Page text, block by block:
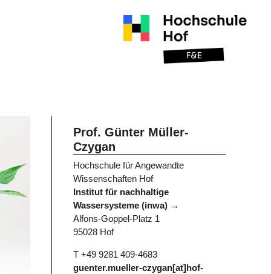
Prof. Günter Müller-
Czygan
Hochschule für Angewandte
Wissenschaften Hof
Institut für nachhaltige
Wassersysteme (inwa)
Alfons-Goppel-Platz 1
95028 Hof
T +49 9281 409-4683
guenter.mueller-czygan[at]hof-